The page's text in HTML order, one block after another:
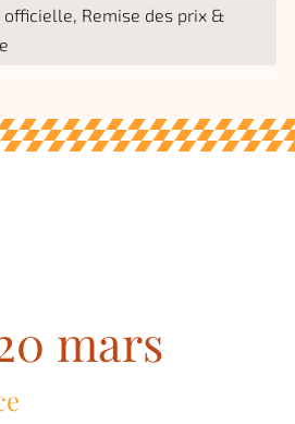
officielle, Remise des prix &
mars